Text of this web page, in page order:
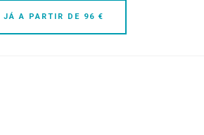
JÁ A PARTIR DE 96 €